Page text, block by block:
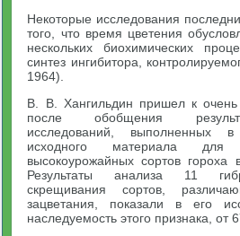
Некоторые исследования
того, что время цветения
нескольких биохимических
синтез ингибитора,
1964).
В. В. Хангильдин пришел к
после обобщения
исследований, выполненных
исходного материала для
высокоурожайных сортов
Результаты анализа 11
скрещивания сортов,
зацветания, показали в его
наследуемость этого признака, от